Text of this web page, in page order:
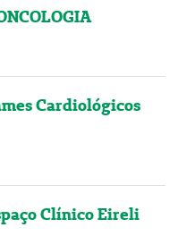
Cardiológicos
Clínico Eireli